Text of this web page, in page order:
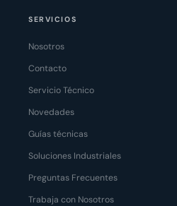
SERVICIOS
Nosotros
Contacto
Servicio Técnico
Novedades
Guías técnicas
Soluciones Industriales
Preguntas Frecuentes
Trabaja con Nosotros